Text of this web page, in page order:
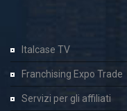
Italcase TV
Franchising Expo Trade
Servizi per gli affiliati